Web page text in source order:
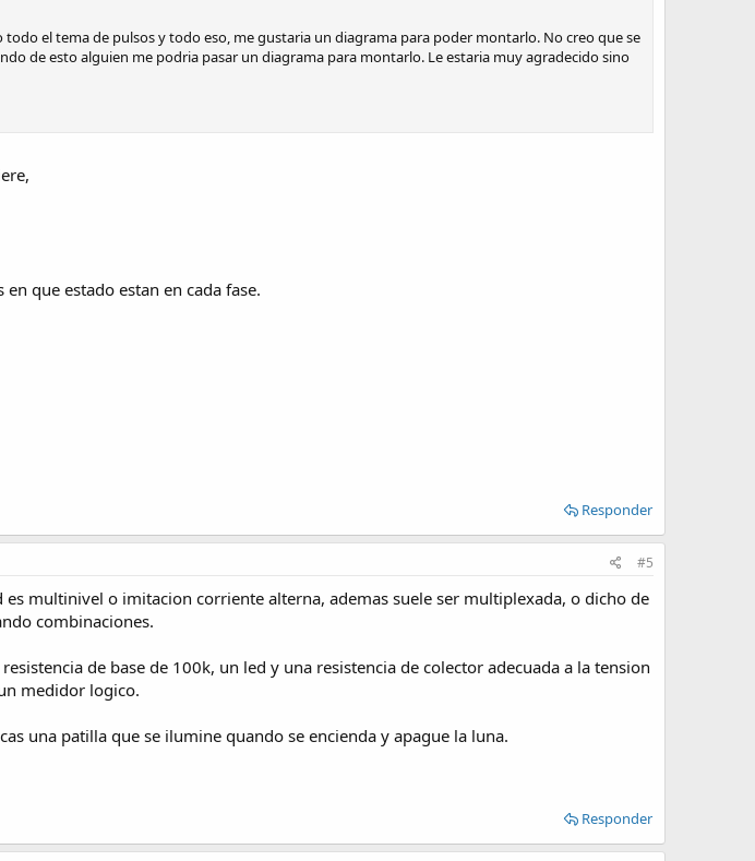
el tema de pulsos y todo eso, me gustaria un diagrama para poder montarlo. No creo que se
de esto alguien me podria pasar un diagrama para montarlo. Le estaria muy agradecido sino
que estado estan en cada fase.
Responder
#5
multinivel o imitacion corriente alterna, ademas suele ser multiplexada, o dicho de
combinaciones.
de base de 100k, un led y una resistencia de colector adecuada a la tension
medidor logico.
una patilla que se ilumine quando se encienda y apague la luna.
Responder